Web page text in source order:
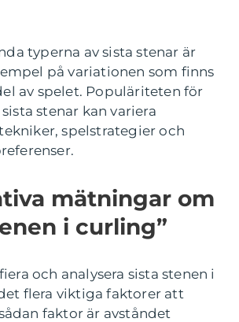
typerna av sista stenar är
på variationen som finns
av spelet. Populäriteten för
stenar kan variera
spelstrategier och
mätningar om
i curling”
och analysera sista stenen i
flera viktiga faktorer att
faktor är avståndet